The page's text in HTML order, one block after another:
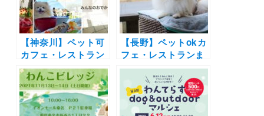
【神奈川】ペット可
カフェ・レストラン
30選 | 愛犬と一緒に
中華街の食べ放題や
アフタヌーンティー
を楽しもう♪
【長野】ペットokカ
フェ・レストランま
とめ30選！| 自然豊
かな景色に包まれて
お蕎麦やピザを愛犬
と楽しもう♪